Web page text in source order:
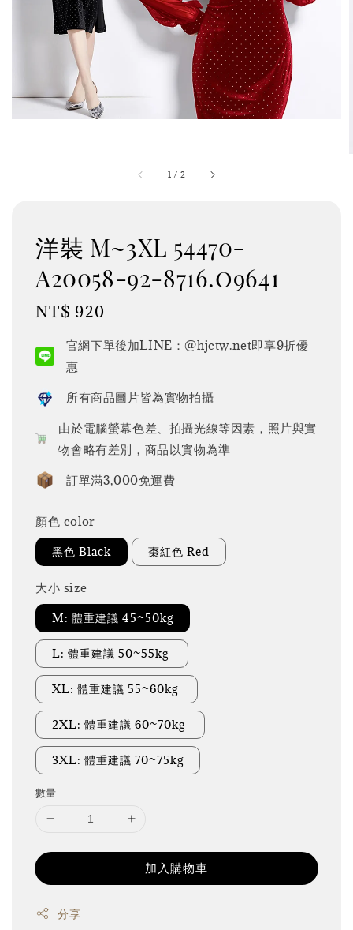
1 / 2
洋裝 M~3XL 54470-
A20058-92-8716.o9641
Regular
NT$ 920
官網下單後加LINE：@hjctw.net即享9折優
惠
所有商品圖片皆為實物拍攝
由於電腦螢幕色差、拍攝光線等因素，照片與實
物會略有差別，商品以實物為準
訂單滿3,000免運費
顏色 color
黑色 Black 棗紅色 Red
大小 size
M: 體重建議 45~50kg
L: 體重建議 50~55kg
XL: 體重建議 55~60kg
2XL: 體重建議 60~70kg
3XL: 體重建議 70~75kg
數量
加入購物車
分享